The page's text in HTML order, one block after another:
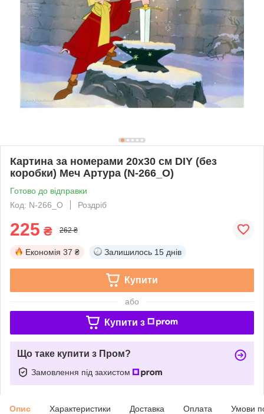
Картина за номерами 20х30 см DIY (без
коробки) Меч Артура (N-266_O)
Готово до відправки
Код: N-266_O
Роздріб
225 ₴ 262 ₴
Економія 37 ₴ Залишилось 15 днів
Купити
або
Купити з
Що таке купити з Пром?
Замовлення під захистом
Опис Характеристики Доставка Оплата Умови